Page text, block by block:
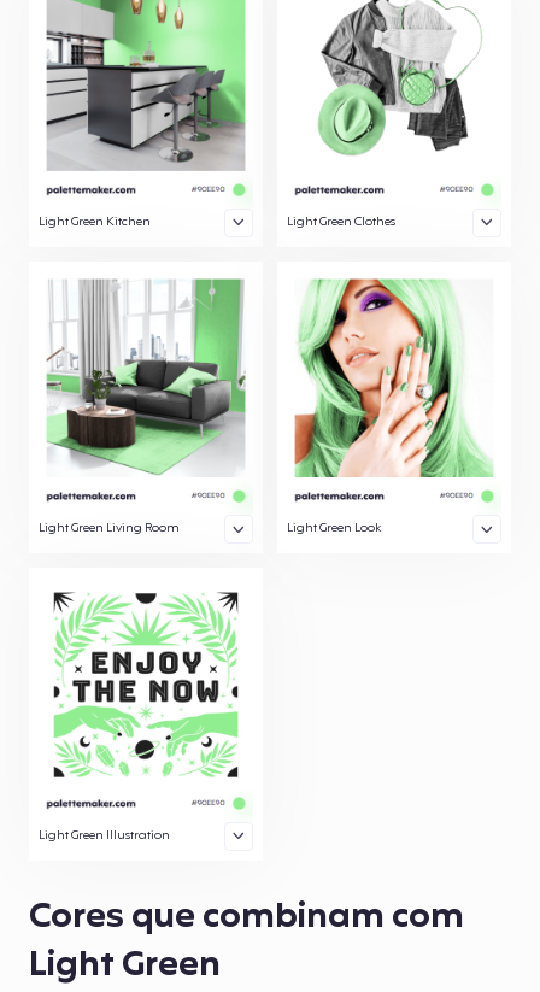
Light Green Kitchen Light Green Clothes
Light Green Living Room Light Green Look
Light Green Illustration
Cores que combinam com
Light Green